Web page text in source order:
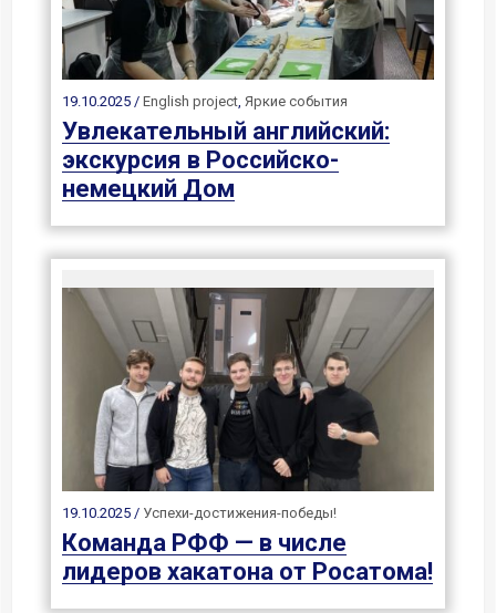
19.10.2025 / English project, Яркие события
Увлекательный английский:
экскурсия в Российско-
немецкий Дом
19.10.2025 / Успехи-достижения-победы!
Команда РФФ — в числе
лидеров хакатона от Росатома!